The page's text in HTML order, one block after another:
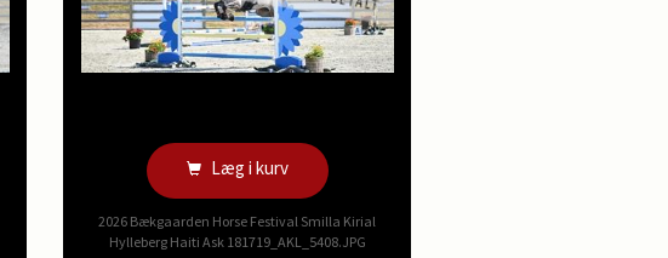
Læg i kurv
2026 Bækgaarden Horse Festival Smilla Kirial
Hylleberg Haiti Ask 181719_AKL_5408.JPG